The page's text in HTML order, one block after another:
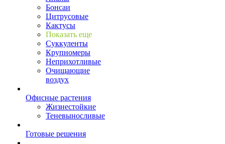
Бонсаи
Цитрусовые
Кактусы
Показать еще
Суккуленты
Крупномеры
Неприхотливые
Очищающие
воздух
Офисные растения
Жизнестойкие
Теневыносливые
Готовые решения